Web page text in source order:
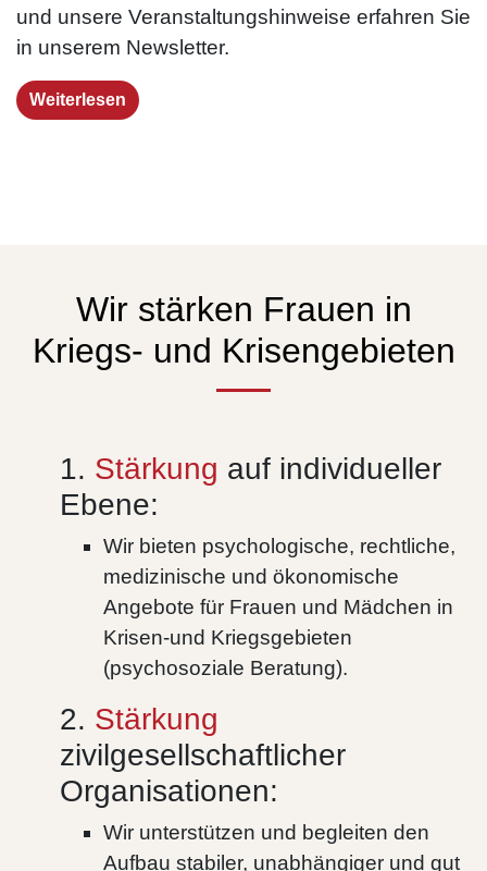
und unsere Veranstaltungshinweise erfahren Sie
in unserem Newsletter.
Weiterlesen
Wir stärken Frauen in
Kriegs- und Krisengebieten
1. Stärkung auf individueller
Ebene:
Wir bieten psychologische, rechtliche,
medizinische und ökonomische
Angebote für Frauen und Mädchen in
Krisen-und Kriegsgebieten
(psychosoziale Beratung).
2. Stärkung
zivilgesellschaftlicher
Organisationen:
Wir unterstützen und begleiten den
Aufbau stabiler, unabhängiger und gut